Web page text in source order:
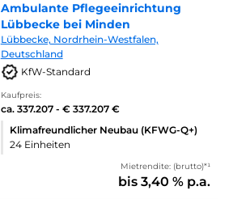
Ambulante Pflegeeinrichtung
Lübbecke bei Minden
Lübbecke, Nordrhein-Westfalen,
Deutschland
KfW-Standard
Kaufpreis:
ca. 337.207 - € 337.207 €
Klimafreundlicher Neubau (KFWG-Q+)
24 Einheiten
Mietrendite: (brutto)*¹
bis 3,40 % p.a.